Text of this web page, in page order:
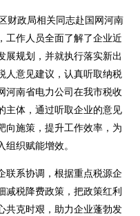
财政局相关同志赴国网河南
工作人员全面了解了企业近
展规划，并就执行落实新出
人意见建议，认真听取纳税
河南省电力公司在我市税收
主体，通过听取企业的意见
向施策，提升工作效率，为
织赋能增效。
联系协调，根据重点税源企
减税降费政策，把政策红利
共克时艰，助力企业蓬勃发